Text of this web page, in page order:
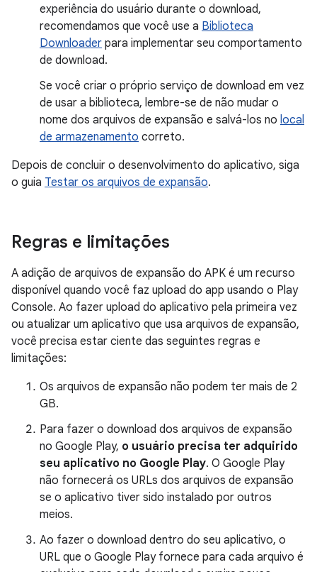
experiência do usuário durante o download,
recomendamos que você use a Biblioteca
Downloader para implementar seu comportamento
de download.
Se você criar o próprio serviço de download em vez
de usar a biblioteca, lembre-se de não mudar o
nome dos arquivos de expansão e salvá-los no local
de armazenamento correto.
Depois de concluir o desenvolvimento do aplicativo, siga
o guia Testar os arquivos de expansão.
Regras e limitações
A adição de arquivos de expansão do APK é um recurso
disponível quando você faz upload do app usando o Play
Console. Ao fazer upload do aplicativo pela primeira vez
ou atualizar um aplicativo que usa arquivos de expansão,
você precisa estar ciente das seguintes regras e
limitações:
Os arquivos de expansão não podem ter mais de 2
GB.
Para fazer o download dos arquivos de expansão
no Google Play, o usuário precisa ter adquirido
seu aplicativo no Google Play. O Google Play
não fornecerá os URLs dos arquivos de expansão
se o aplicativo tiver sido instalado por outros
meios.
Ao fazer o download dentro do seu aplicativo, o
URL que o Google Play fornece para cada arquivo é